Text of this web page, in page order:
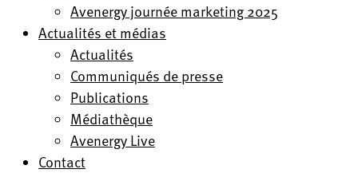
Avenergy journée marketing 2025
Actualités et médias
Actualités
Communiqués de presse
Publications
Médiathèque
Avenergy Live
Contact